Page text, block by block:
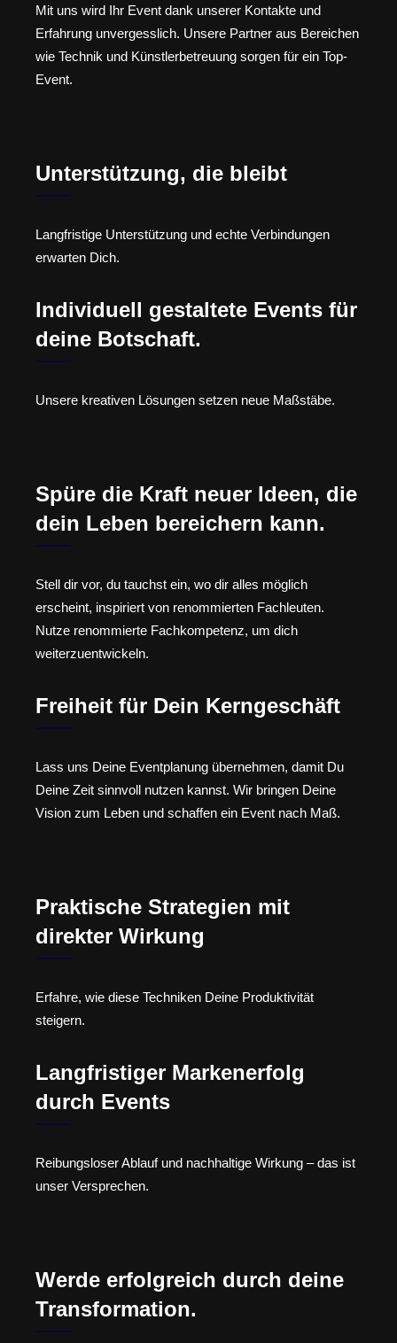
Mit uns wird Ihr Event dank unserer Kontakte und
Erfahrung unvergesslich. Unsere Partner aus Bereichen
wie Technik und Künstlerbetreuung sorgen für ein Top-
Event.
Unterstützung, die bleibt
Langfristige Unterstützung und echte Verbindungen
erwarten Dich.
Individuell gestaltete Events für
deine Botschaft.
Unsere kreativen Lösungen setzen neue Maßstäbe.
Spüre die Kraft neuer Ideen, die
dein Leben bereichern kann.
Stell dir vor, du tauchst ein, wo dir alles möglich
erscheint, inspiriert von renommierten Fachleuten.
Nutze renommierte Fachkompetenz, um dich
weiterzuentwickeln.
Freiheit für Dein Kerngeschäft
Lass uns Deine Eventplanung übernehmen, damit Du
Deine Zeit sinnvoll nutzen kannst. Wir bringen Deine
Vision zum Leben und schaffen ein Event nach Maß.
Praktische Strategien mit
direkter Wirkung
Erfahre, wie diese Techniken Deine Produktivität
steigern.
Langfristiger Markenerfolg
durch Events
Reibungsloser Ablauf und nachhaltige Wirkung – das ist
unser Versprechen.
Werde erfolgreich durch deine
Transformation.